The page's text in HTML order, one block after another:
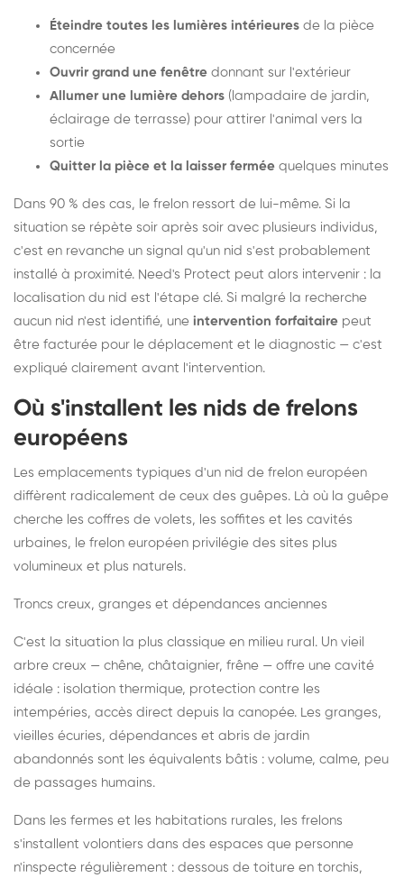
Éteindre toutes les lumières intérieures de la pièce
concernée
Ouvrir grand une fenêtre donnant sur l'extérieur
Allumer une lumière dehors (lampadaire de jardin,
éclairage de terrasse) pour attirer l'animal vers la
sortie
Quitter la pièce et la laisser fermée quelques minutes
Dans 90 % des cas, le frelon ressort de lui-même. Si la
situation se répète soir après soir avec plusieurs individus,
c'est en revanche un signal qu'un nid s'est probablement
installé à proximité. Need's Protect peut alors intervenir : la
localisation du nid est l'étape clé. Si malgré la recherche
aucun nid n'est identifié, une intervention forfaitaire peut
être facturée pour le déplacement et le diagnostic — c'est
expliqué clairement avant l'intervention.
Où s'installent les nids de frelons
européens
Les emplacements typiques d'un nid de frelon européen
diffèrent radicalement de ceux des guêpes. Là où la guêpe
cherche les coffres de volets, les soffites et les cavités
urbaines, le frelon européen privilégie des sites plus
volumineux et plus naturels.
Troncs creux, granges et dépendances anciennes
C'est la situation la plus classique en milieu rural. Un vieil
arbre creux — chêne, châtaignier, frêne — offre une cavité
idéale : isolation thermique, protection contre les
intempéries, accès direct depuis la canopée. Les granges,
vieilles écuries, dépendances et abris de jardin
abandonnés sont les équivalents bâtis : volume, calme, peu
de passages humains.
Dans les fermes et les habitations rurales, les frelons
s'installent volontiers dans des espaces que personne
n'inspecte régulièrement : dessous de toiture en torchis,